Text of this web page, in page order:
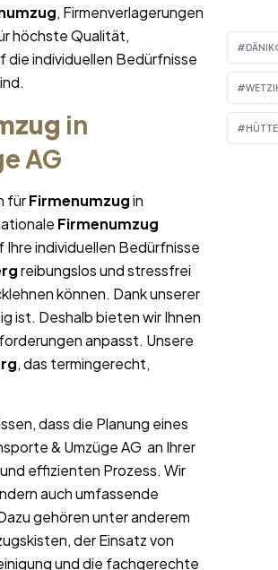
, Firmenverlagerungen
höchste Qualität,
individuellen Bedürfnisse
in
AG
fürFirmenumzugin
Firmenumzug
individuellen Bedürfnisse
reibungslos und stressfrei
können. Dank unserer
ist. Deshalb bieten wir Ihnen
anpasst. Unsere
, das termingerecht,
dass die Planung eines
& Umzüge AG an Ihrer
effizienten Prozess. Wir
auch umfassende
gehören unter anderem
der Einsatz von
und die fachgerechte